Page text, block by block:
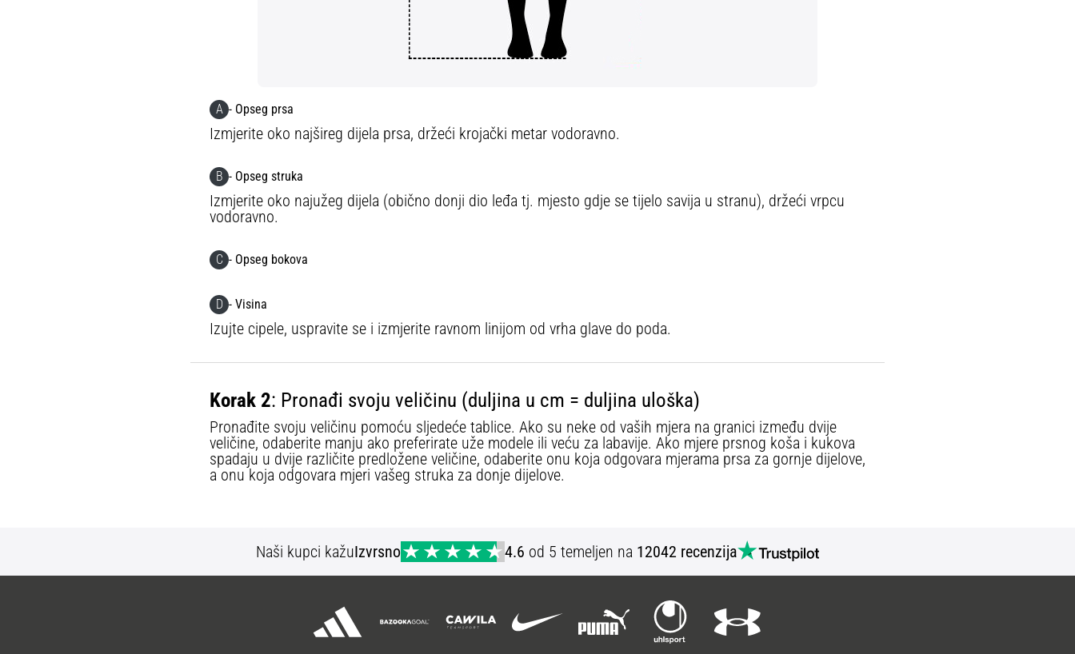
A - Opseg prsa
Izmjerite oko najšireg dijela prsa, držeći krojački metar vodoravno.
B - Opseg struka
Izmjerite oko najužeg dijela (obično donji dio leđa tj. mjesto gdje se tijelo savija u stranu), držeći vrpcu
vodoravno.
C - Opseg bokova
D - Visina
Izujte cipele, uspravite se i izmjerite ravnom linijom od vrha glave do poda.
Korak 2: Pronađi svoju veličinu (duljina u cm = duljina uloška)
Pronađite svoju veličinu pomoću sljedeće tablice. Ako su neke od vaših mjera na granici između dvije
veličine, odaberite manju ako preferirate uže modele ili veću za labavije. Ako mjere prsnog koša i kukova
spadaju u dvije različite predložene veličine, odaberite onu koja odgovara mjerama prsa za gornje dijelove,
a onu koja odgovara mjeri vašeg struka za donje dijelove.
Naši kupci kažuIzvrsno 4.6 od 5 temeljen na 12042 recenzija